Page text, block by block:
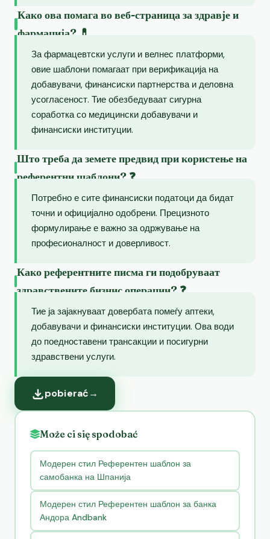
Како ова помага во веб-страница за здравје и
фармација? 💊
За фармацевтски услуги и велнес платформи,
овие шаблони помагаат при верификација на
добавувачи, финансиски партнерства и деловна
усогласеност. Тие обезбедуваат сигурна
соработка со медицински добавувачи и
финансиски институции.
Што треба да земете предвид при користење на
референтни шаблони? ❓
Потребно е сите финансиски податоци да бидат
точни и официјално одобрени. Прецизното
формулирање е важно за одржување на
професионалност и доверливост.
Како референтните писма ги подобруваат
здравствените бизнис операции? ❓
Тие ја зајакнуваат довербата помеѓу аптеки,
добавувачи и финансиски институции. Ова води
до поедноставени трансакции и посигурни
здравствени услуги.
pobierać→
Może ci się spodobać
Модерен стил Референтен шаблон за
самобанка на Шпанија
Модерен стил Референтен шаблон за банка
Андора Andbank